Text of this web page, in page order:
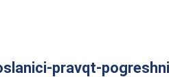
pravqt-